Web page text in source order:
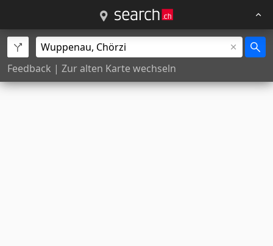
Feedback | Zur alten Karte wechseln